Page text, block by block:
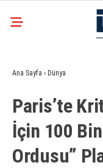
EKONOMI
SIYASET
DÜNYA
Ana Sayfa › Dünya
Paris’te
İçin 100
Ordusu”